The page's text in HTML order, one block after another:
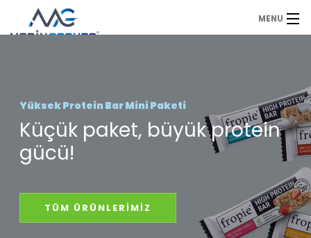
MENU
Ürünlerimiz
Sıkça Sorulan Sorular
Referanslarımız
Hakkımızda
Küçük paket, büyük protein
gücü!
Yüksek Protein Bar Mini Paketi
TÜM ÜRÜNLERİMİZ